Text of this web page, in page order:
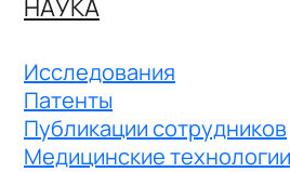
НАУКА
Исследования
Патенты
Публикации сотрудников
Медицинские технологии